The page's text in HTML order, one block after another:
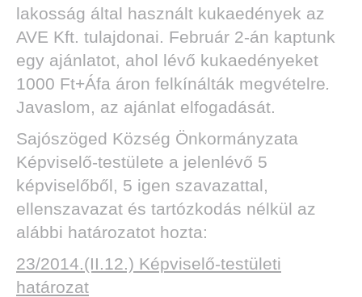
lakosság által használt kukaedények az
AVE Kft. tulajdonai. Február 2-án kaptunk
egy ajánlatot, ahol lévő kukaedényeket
1000 Ft+Áfa áron felkínálták megvételre.
Javaslom, az ajánlat elfogadását.
Sajószöged Község Önkormányzata
Képviselő-testülete a jelenlévő 5
képviselőből, 5 igen szavazattal,
ellenszavazat és tartózkodás nélkül az
alábbi határozatot hozta:
23/2014.(II.12.) Képviselő-testületi
határozat